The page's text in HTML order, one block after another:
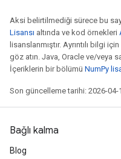
Aksi belirtilmediği sürece bu
Lisansı altında ve kod örnekleri
lisanslanmıştır. Ayrıntılı bilgi için
göz atın. Java, Oracle ve/veya
İçeriklerin bir bölümü NumPy
Son güncelleme tarihi: 2026-04-
Bağlı kalma
Blog